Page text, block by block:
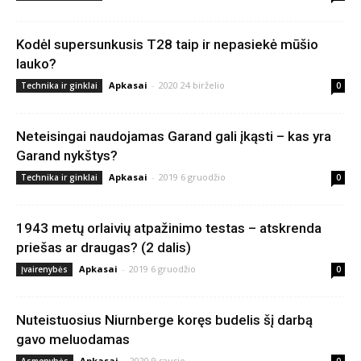
Kodėl supersunkusis T28 taip ir nepasiekė mūšio
lauko?
Technika ir ginklai Apkasai - 2020 24 birželio 0
Neteisingai naudojamas Garand gali įkąsti – kas yra
Garand nykštys?
Technika ir ginklai Apkasai - 2019 6 gruodžio 0
1943 metų orlaivių atpažinimo testas – atskrenda
priešas ar draugas? (2 dalis)
Įvairenybės Apkasai - 2019 6 gruodžio 0
Nuteistuosius Niurnberge koręs budelis šį darbą
gavo meluodamas